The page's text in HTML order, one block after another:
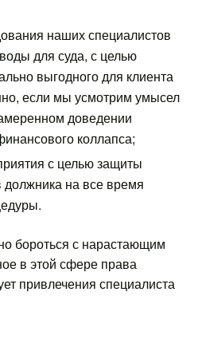
наших специалистов
для суда, с целью
выгодного для клиента
если мы усмотрим умысел
доведении
коллапса;
с целью защиты
должника на все время
бороться с нарастающим
в этой сфере права
привлечения специалиста